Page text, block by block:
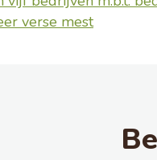
verse mest